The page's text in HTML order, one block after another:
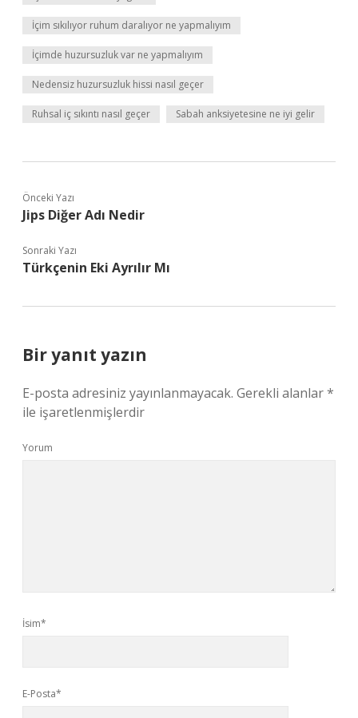
İçim sıkılıyor ruhum daralıyor ne yapmalıyım
İçimde huzursuzluk var ne yapmalıyım
Nedensiz huzursuzluk hissi nasıl geçer
Ruhsal iç sıkıntı nasıl geçer Sabah anksiyetesine ne iyi gelir
Önceki Yazı
Jips Diğer Adı Nedir
Sonraki Yazı
Türkçenin Eki Ayrılır Mı
Bir yanıt yazın
E-posta adresiniz yayınlanmayacak. Gerekli alanlar*
ile işaretlenmişlerdir
Yorum
İsim*
E-Posta*